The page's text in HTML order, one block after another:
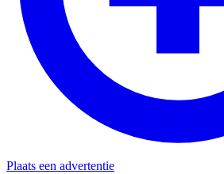
Plaats een advertentie